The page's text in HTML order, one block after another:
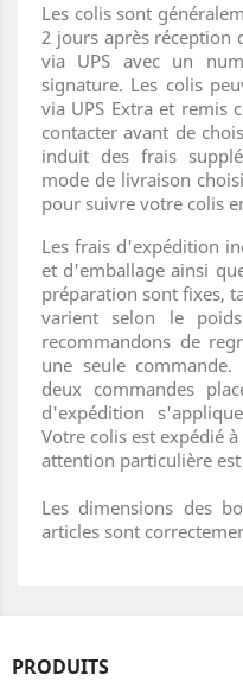
Les colis sont
2 jours après réception
via UPS avec un
signature. Les colis
via UPS Extra et remis
contacter avant de
induit des frais
mode de livraison
pour suivre votre colis
Les frais d'expédition
et d'emballage ainsi
préparation sont fixes,
varient selon le
recommandons de
une seule
deux commandes
d'expédition
Votre colis est expédié
attention particulière
Les dimensions des
articles sont
PRODUITS